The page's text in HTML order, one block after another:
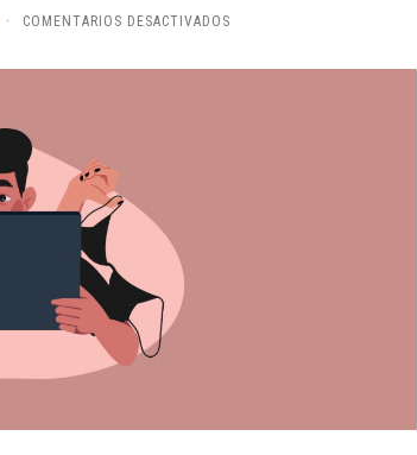
· COMENTARIOS DESACTIVADOS
AUGE